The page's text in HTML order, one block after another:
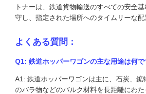
トナーは、鉄道貨物輸送のすべての安全
守し、指定された場所へのタイムリーな配
よくある質問：
Q1: 鉄道ホッパーワゴンの主な用途は何
A1: 鉄道ホッパーワゴンは主に、石炭、鉱
のバラ物などのバルク材料を長距離にわ